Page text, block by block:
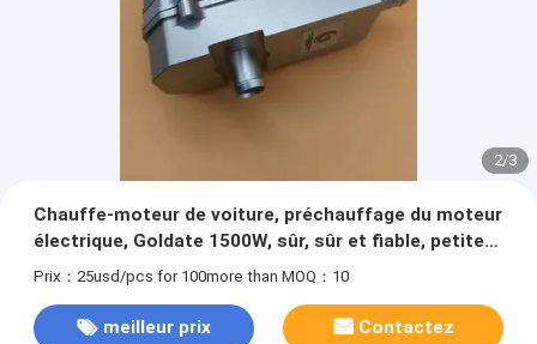
2/3
Chauffe-moteur de voiture, préchauffage du moteur
électrique, Goldate 1500W, sûr, sûr et fiable, petite
taille
Prix：25usd/pcs for 100more than MOQ：10
meilleur prix Contactez